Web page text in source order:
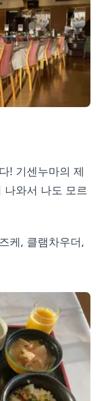
! 기센누마의 제
나와서 나도 모르
케, 클램차우더,